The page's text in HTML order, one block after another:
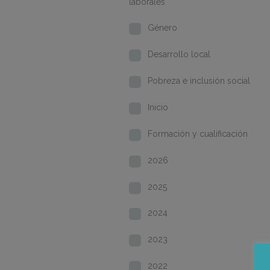
Género
Desarrollo local
Pobreza e inclusión social
Inicio
Formación y cualificación
2026
2025
2024
2023
2022